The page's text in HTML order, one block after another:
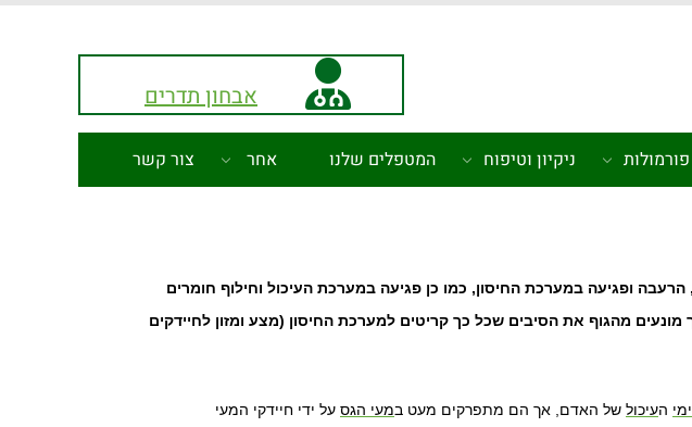
אבחון תדרים
פורמולות ניקיון וטיפוח המטפלים שלנו אחר צור קשר
ופגיעה במערכת החיסון, כמו כן פגיעה במערכת העיכול וחילוף חומרים
מהגוף את הסיבים שכל כך קריטים למערכת החיסון (מצע ומזון לחיידקים
העיכול של האדם, אך הם מתפרקים מעט במעי הגס על ידי חיידקי המעי